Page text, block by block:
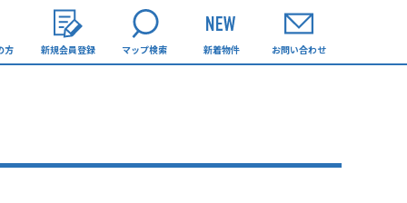
方 新規会員登録 マップ検索 新着物件 お問い合わせ